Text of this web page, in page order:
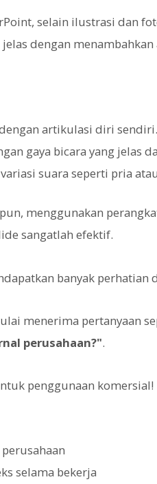
selain ilustrasi dan
dengan
artikulasi diri sendiri.
gaya bicara yang jelas
suara seperti pria
menggunakan
sangatlah efektif.
banyak perhatian
menerima pertanyaan
perusahaan?".
penggunaan komersial!
selama bekerja